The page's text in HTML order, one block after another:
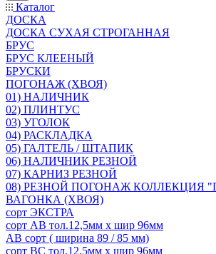
Каталог
ДОСКА
ДОСКА СУХАЯ СТРОГАННАЯ
БРУС
БРУС КЛЕЕНЫЙ
БРУСКИ
ПОГОНАЖ (ХВОЯ)
01) НАЛИЧНИК
02) ПЛИНТУС
03) УГОЛОК
04) РАСКЛАДКА
05) ГАЛТЕЛЬ / ШТАПИК
06) НАЛИЧНИК РЕЗНОЙ
07) КАРНИЗ РЕЗНОЙ
08) РЕЗНОЙ ПОГОНАЖ КОЛЛЕКЦИЯ
ВАГОНКА (ХВОЯ)
сорт ЭКСТРА
сорт АВ тол.12,5мм х шир 96мм
АВ сорт ( ширина 89 / 85 мм)
сорт ВС тол.12,5мм х шир 96мм